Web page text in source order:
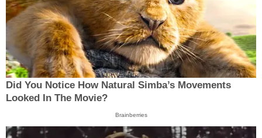
Did You Notice How Natural Simba’s Movements
Looked In The Movie?
Brainberries